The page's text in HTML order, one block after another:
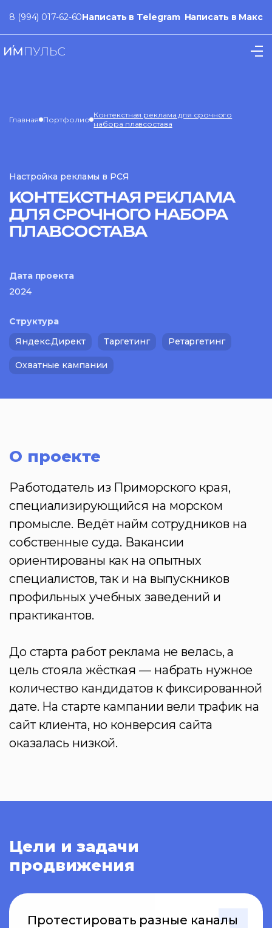
8 (994) 017-62-60Написать в Telegram Написать в Макс
Главная Портфолио Контекстная реклама для срочного
набора плавсостава
Настройка рекламы в РСЯ
КОНТЕКСТНАЯ РЕКЛАМА
ДЛЯ СРОЧНОГО НАБОРА
ПЛАВСОСТАВА
Дата проекта
2024
Структура
Яндекс.Директ
Таргетинг Ретаргетинг
Охватные кампании
О проекте
Работодатель из Приморского края,
специализирующийся на морском
промысле. Ведёт найм сотрудников на
собственные суда. Вакансии
ориентированы как на опытных
специалистов, так и на выпускников
профильных учебных заведений и
практикантов.
До старта работ реклама не велась, а
цель стояла жёсткая — набрать нужное
количество кандидатов к фиксированной
дате. На старте кампании вели трафик на
сайт клиента, но конверсия сайта
оказалась низкой.
Цели и задачи
продвижения
Протестировать разные каналы